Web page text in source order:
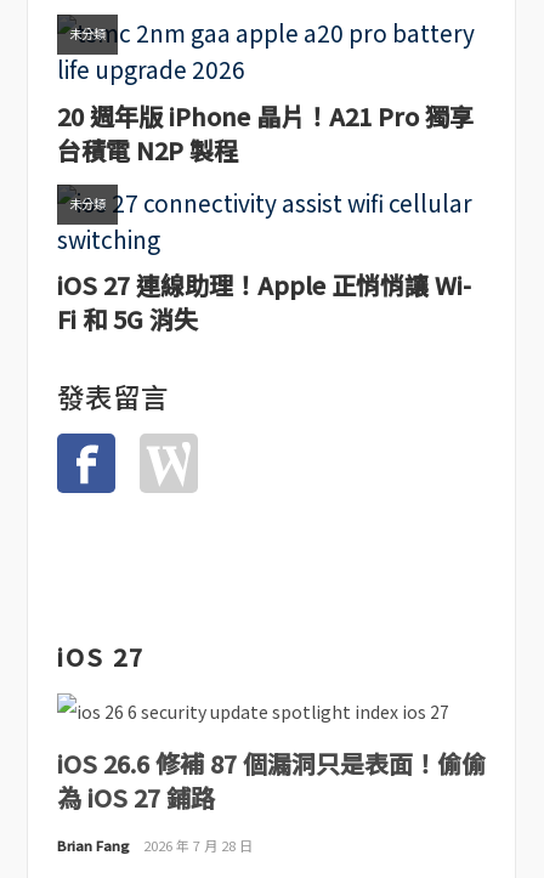
未分類
20 週年版 iPhone 晶片！A21 Pro 獨享
台積電 N2P 製程
未分類
iOS 27 連線助理！Apple 正悄悄讓 Wi-
Fi 和 5G 消失
發表留言
iOS 27
iOS 26.6 修補 87 個漏洞只是表面！偷偷
為 iOS 27 鋪路
Brian Fang 2026 年 7 月 28 日